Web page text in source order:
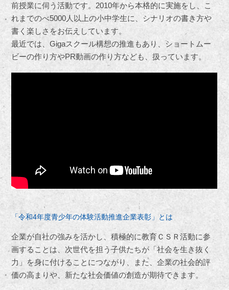
前授業に伺う活動です。2010年から本格的に実施をし、こ
れまでのべ5000人以上の小中学生に、シナリオの書き方や
書く楽しさをお伝えしています。
最近では、Gigaスクール構想の推進もあり、ショートムー
ビーの作り方やPR動画の作り方なども、扱っています。
「令和4年度青少年の体験活動推進企業表彰」とは
企業が自社の強みを活かし、積極的に教育ＣＳＲ活動に参
画することは、次世代を担う子供たちが「社会を生き抜く
力」を身に付けることにつながり、また、企業の社会的評
価の高まりや、新たな社会価値の創造が期待できます。